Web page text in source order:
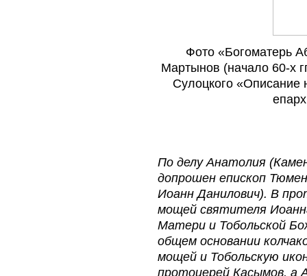
Фото «Богоматерь
Мартынов (начало 60-х
Сулоцкого «Описание
По делу Анатолия
допрошен епископ
Иоанн Данилович). В
мощей святителя
Матери и Тобольской
общем основании
мощей и Тобольскую
протоиерей Касымов, а